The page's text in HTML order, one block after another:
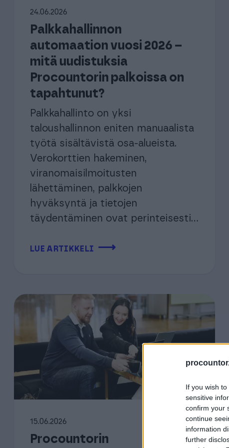
If you wish
sensitive
confirm your
continue
information
further
Henkilöstöhallinto
Henkilöstöhallinto ja palkanlaskenta yhdessä kevyessä
paketissa
Tutustu asiakkaidemme
Yhdistykset
Yhdistyksen kirjanpito helposti ja
Asunto-
Moderni
Tutustu asiakkaidemme
oppimisen mallin.
OPPILAITOKSET
Oppilaitosakatemia tilitoimistoille
sekä työnantajat: Procountor-tilitoimistot
24.06.2026
Palkkahallinnon
automaation vuosi 2026 –
mitä uudistuksia
Procountorin palkoissa on
tapahtunut?
Palkkahallinto on yksi
taloushallinnon eniten manuaalista
työtä sisältävistä osa-alueista.
Verokorttien hakeminen,
viranomaisilmoitusten
lähettäminen, palkkojen
hyväksyntä ja tietojen
täydentäminen ovat perinteisesti...
LUE ARTIKKELI ⟶
15.06.2026
Procountorin